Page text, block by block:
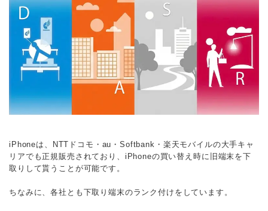
iPhoneは、NTTドコモ・au・Softbank・楽天モバイルの大手キャ
リアでも正規販売されており、iPhoneの買い替え時に旧端末を下
取りして貰うことが可能です。
ちなみに、各社とも下取り端末のランク付けをしています。